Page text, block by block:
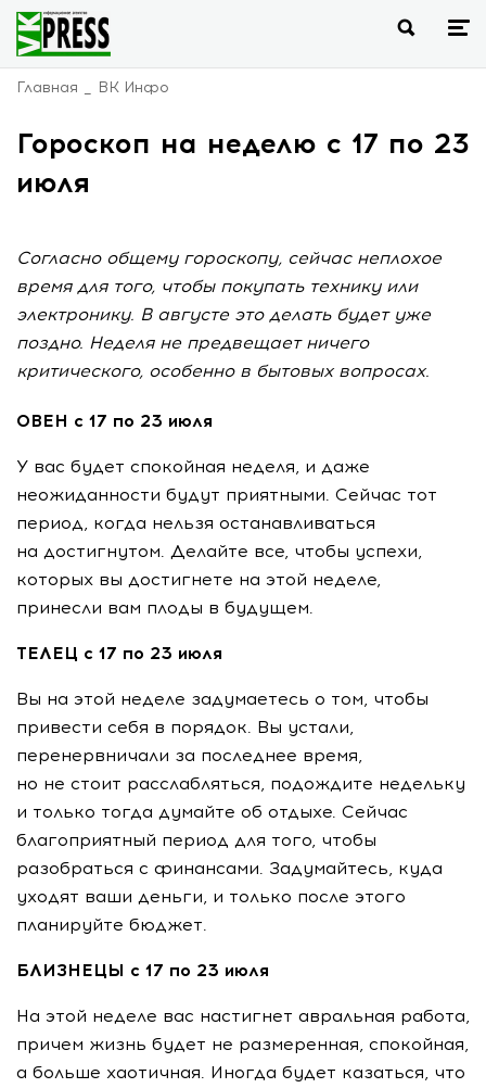
Главная ВК Инфо
Гороскоп на неделю с 17 по 23
июля
Согласно общему гороскопу, сейчас неплохое
время для того, чтобы покупать технику или
электронику. В августе это делать будет уже
поздно. Неделя не предвещает ничего
критического, особенно в бытовых вопросах.
ОВЕН с 17 по 23 июля
У вас будет спокойная неделя, и даже
неожиданности будут приятными. Сейчас тот
период, когда нельзя останавливаться
на достигнутом. Делайте все, чтобы успехи,
которых вы достигнете на этой неделе,
принесли вам плоды в будущем.
ТЕЛЕЦ с 17 по 23 июля
Вы на этой неделе задумаетесь о том, чтобы
привести себя в порядок. Вы устали,
перенервничали за последнее время,
но не стоит расслабляться, подождите недельку
и только тогда думайте об отдыхе. Сейчас
благоприятный период для того, чтобы
разобраться с финансами. Задумайтесь, куда
уходят ваши деньги, и только после этого
планируйте бюджет.
БЛИЗНЕЦЫ с 17 по 23 июля
На этой неделе вас настигнет авральная работа,
причем жизнь будет не размеренная, спокойная,
а больше хаотичная. Иногда будет казаться, что